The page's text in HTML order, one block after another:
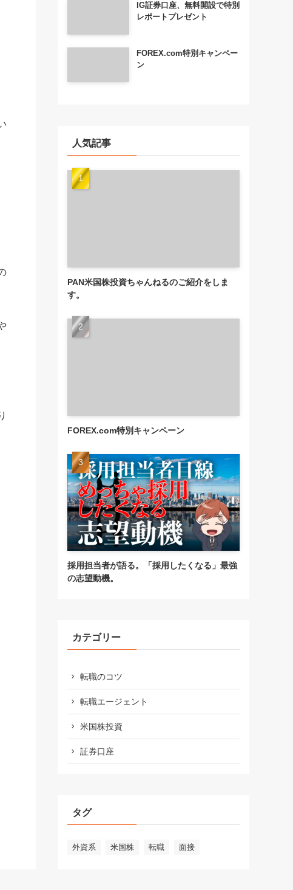
IG証券口座、無料開設で特別
レポートプレゼント
FOREX.com特別キャンペー
ン
人気記事
PAN米国株投資ちゃんねるのご紹介をしま
す。
FOREX.com特別キャンペーン
採用担当者が語る。「採用したくなる」最強
の志望動機。
カテゴリー
転職のコツ
転職エージェント
米国株投資
証券口座
タグ
外資系 米国株 転職 面接